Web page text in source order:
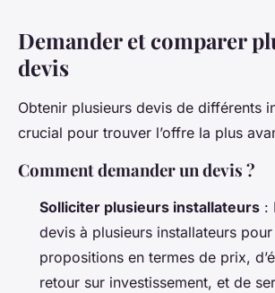
Demander et comparer
devis
Obtenir plusieurs devis de différents
crucial pour trouver l’offre la plus
Comment demander un devis ?
Solliciter plusieurs installateurs :
devis à plusieurs installateurs
propositions en termes de prix,
retour sur investissement, et de